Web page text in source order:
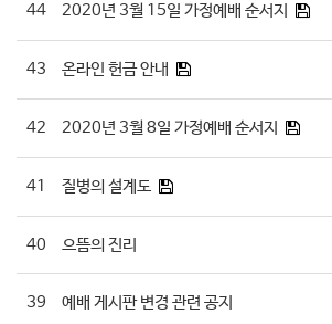
44 2020년 3월 15일 가정예배 순서지
43 온라인 헌금 안내
42 2020년 3월 8일 가정예배 순서지
41 질병의 설계도
40 으뜸의 진리
39 예배 게시판 변경 관련 공지